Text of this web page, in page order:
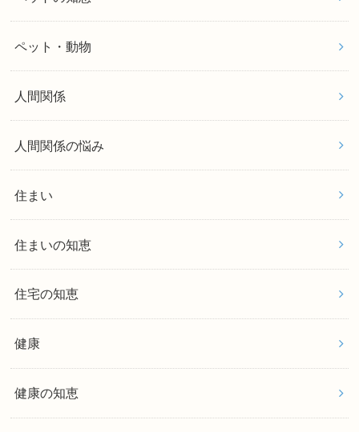
ペット・動物
人間関係
人間関係の悩み
住まい
住まいの知恵
住宅の知恵
健康
健康の知恵